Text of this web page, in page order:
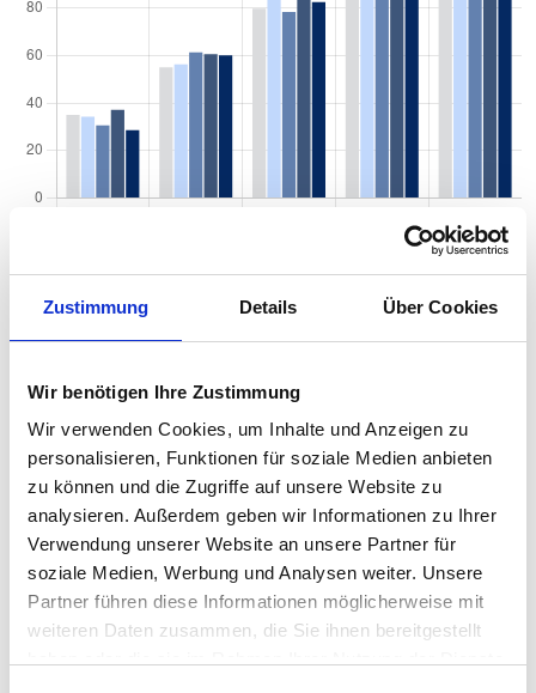
Zustimmung Details Über Cookies
Wir benötigen Ihre Zustimmung
Wir verwenden Cookies, um Inhalte und Anzeigen zu
personalisieren, Funktionen für soziale Medien anbieten
zu können und die Zugriffe auf unsere Website zu
analysieren. Außerdem geben wir Informationen zu Ihrer
Verwendung unserer Website an unsere Partner für
soziale Medien, Werbung und Analysen weiter. Unsere
Partner führen diese Informationen möglicherweise mit
weiteren Daten zusammen, die Sie ihnen bereitgestellt
Quadratmeterpreise in Essen Altendorf für
Sonstige
Erdgeschosswohnung 2.025 € 2.038 € 1.981 €
Souterrain 1.681 € 1.867 € 1.844 €
-22,33